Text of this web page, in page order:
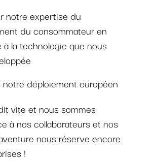
notre expertise du
du consommateur en
à la technologie que nous
notre déploiement européen
vite et nous sommes
à nos collaborateurs et nos
nous réserve encore
!